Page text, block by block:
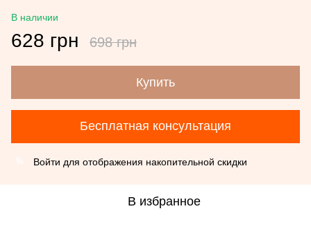
В наличии
628 грн 698 грн
Купить
Бесплатная консультация
Войти для отображения накопительной скидки
В избранное